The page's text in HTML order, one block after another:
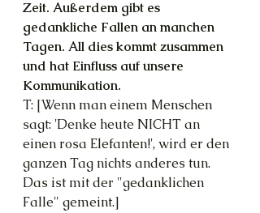
Zeit. Außerdem gibt es
gedankliche Fallen an manchen
Tagen. All dies kommt zusammen
und hat Einfluss auf unsere
Kommunikation.
T: [Wenn man einem Menschen
sagt: 'Denke heute NICHT an
einen rosa Elefanten!', wird er den
ganzen Tag nichts anderes tun.
Das ist mit der "gedanklichen
Falle" gemeint.]